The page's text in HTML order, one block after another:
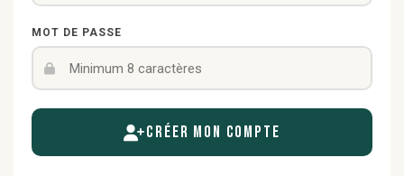
MOT DE PASSE
Créer mon compte